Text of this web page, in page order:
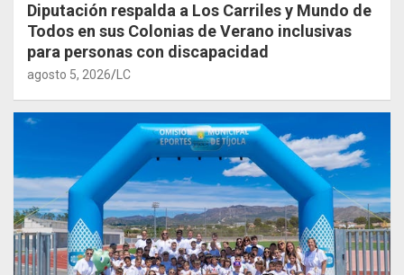
Diputación respalda a Los Carriles y Mundo de
Todos en sus Colonias de Verano inclusivas
para personas con discapacidad
agosto 5, 2026 LC